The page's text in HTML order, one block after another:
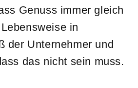
Genuss immer gleich
in
der Unternehmer und
das nicht sein muss.